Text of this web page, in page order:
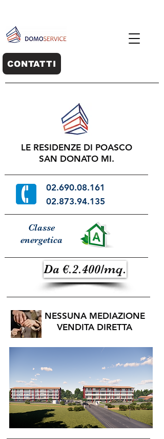
CONTATTI
LE RESIDENZE DI POASCO
SAN DONATO MI.
02.690.08.161
02.873.94.135
Classe
energetica
Da €.2.400/mq.
NESSUNA MEDIAZIONE
VENDITA DIRETTA